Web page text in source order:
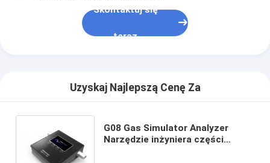
Skontaktuj się
teraz
Uzyskaj Najlepszą Cenę Za
G08 Gas Simulator Analyzer
Narzędzie inżyniera części